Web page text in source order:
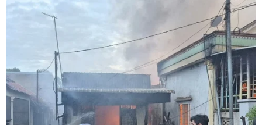
Nga khẳng định BRICS
không nhằm chống phá
quốc gia nào
Sau khi Tổng thống Trump tuyên
bố sẽ áp thuế 10% đối với những